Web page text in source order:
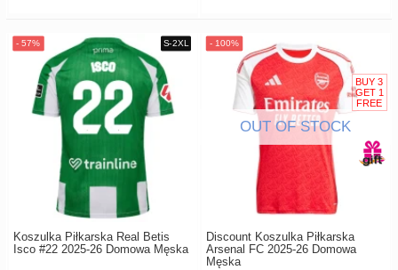
Koszulka Piłkarska Real Betis
Isco #22 2025-26 Domowa Męska
Discount Koszulka Piłkarska
Arsenal FC 2025-26 Domowa
Męska